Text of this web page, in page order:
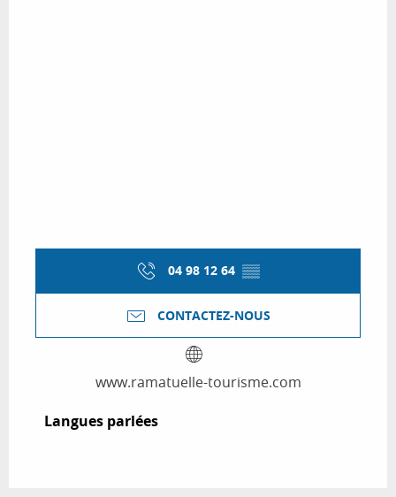
04 98 12 64 ▒▒
CONTACTEZ-NOUS
www.ramatuelle-tourisme.com
Langues parlées
Langues parlées